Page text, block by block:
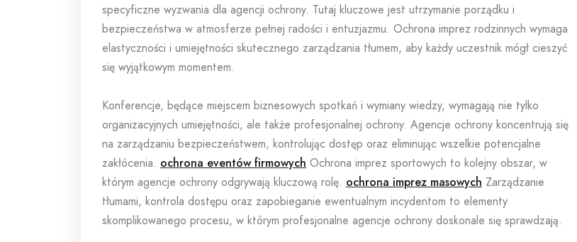
specyficzne wyzwania dla agencji ochrony. Tutaj kluczowe jest utrzymanie porządku i
bezpieczeństwa w atmosferze pełnej radości i entuzjazmu. Ochrona imprez rodzinnych wymaga
elastyczności i umiejętności skutecznego zarządzania tłumem, aby każdy uczestnik mógł cieszyć
się wyjątkowym momentem.
Konferencje, będące miejscem biznesowych spotkań i wymiany wiedzy, wymagają nie tylko
organizacyjnych umiejętności, ale także profesjonalnej ochrony. Agencje ochrony koncentrują się
na zarządzaniu bezpieczeństwem, kontrolując dostęp oraz eliminując wszelkie potencjalne
zakłócenia. ochrona eventów firmowych Ochrona imprez sportowych to kolejny obszar, w
którym agencje ochrony odgrywają kluczową rolę. ochrona imprez masowych Zarządzanie
tłumami, kontrola dostępu oraz zapobieganie ewentualnym incydentom to elementy
skomplikowanego procesu, w którym profesjonalne agencje ochrony doskonale się sprawdzają.